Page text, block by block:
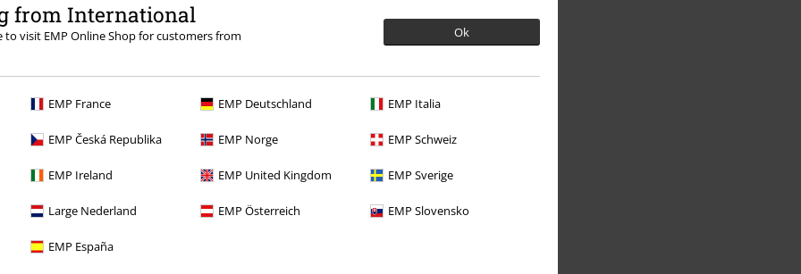
from International
to visit EMP Online Shop for customers from
Ok
EMP France EMP Deutschland EMP Italia
EMP Česká Republika EMP Norge EMP Schweiz
EMP Ireland EMP United Kingdom EMP Sverige
Large Nederland EMP Österreich EMP Slovensko
EMP España
Más información